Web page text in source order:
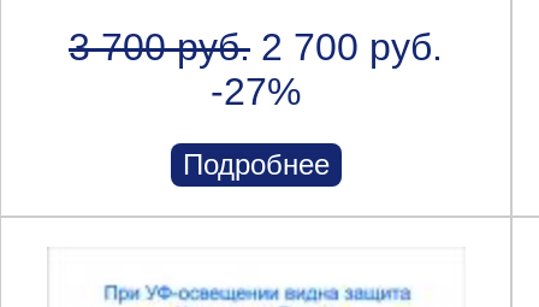
3 700 руб. 2 700 руб.
-27%
Подробнее